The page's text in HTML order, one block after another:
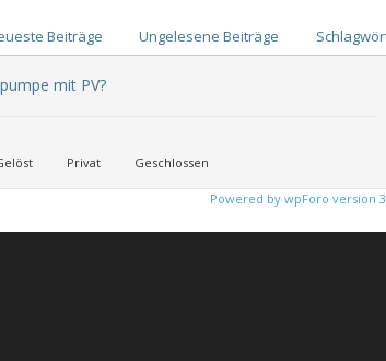
Beiträge Ungelesene Beiträge
mit PV?
Privat Geschlossen
Powered by wpForo version